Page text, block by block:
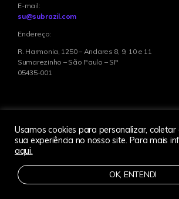
E-mail:
su@subrazil.com
Endereço:
R. Harmonia, 1250 – Andares 8, 9, 10 e 11
Sumarezinho – São Paulo – SP
05435-001
© 2022 Singularity Education Group. All
Mission College Blvd, Santa Clara, CA 95054-
Labs, Exponential Medicine, Exponential Finance
and design elements are trademarks and/or
Usamos cookies para personalizar,
sua experiência no nosso site. Para mais
aqui.
OK, ENTENDI